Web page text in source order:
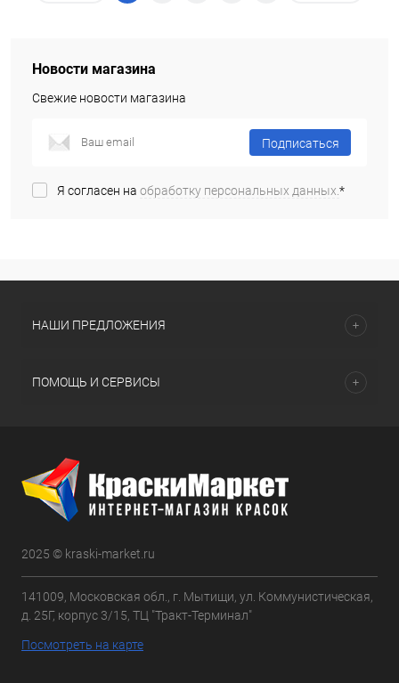
Новости магазина
Свежие новости магазина
Подписаться
Я согласен на обработку персональных данных.*
НАШИ ПРЕДЛОЖЕНИЯ
ПОМОЩЬ И СЕРВИСЫ
2025 © kraski-market.ru
141009, Московская обл., г. Мытищи, ул. Коммунистическая,
д. 25Г, корпус 3/15, ТЦ "Тракт-Терминал"
Посмотреть на карте